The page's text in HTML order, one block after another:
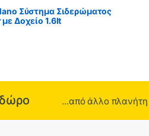
Σύστημα Σιδερώματος
Δοχείο 1.6lt
...από άλλο πλανήτη